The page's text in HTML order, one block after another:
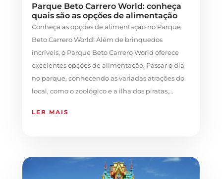
Parque Beto Carrero World: conheça
quais são as opções de alimentação
Conheça as opções de alimentação no Parque
Beto Carrero World! Além de brinquedos
incríveis, o Parque Beto Carrero World oferece
excelentes opções de alimentação. Passar o dia
no parque, conhecendo as variadas atrações do
local, como o zoológico e a ilha dos piratas,...
LER MAIS